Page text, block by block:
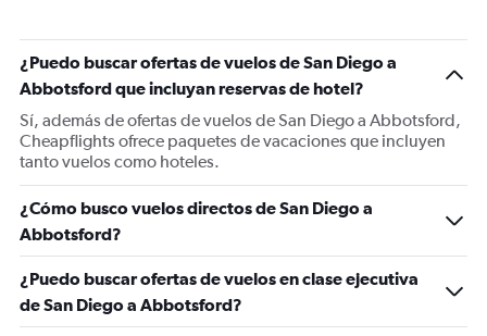
¿Puedo buscar ofertas de vuelos de San Diego a
Abbotsford que incluyan reservas de hotel?
Sí, además de ofertas de vuelos de San Diego a Abbotsford,
Cheapflights ofrece paquetes de vacaciones que incluyen
tanto vuelos como hoteles.
¿Cómo busco vuelos directos de San Diego a
Abbotsford?
¿Puedo buscar ofertas de vuelos en clase ejecutiva
de San Diego a Abbotsford?